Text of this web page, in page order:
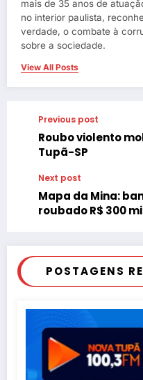
mais de 35 anos de
no interior paulista,
verdade, o combate à
sobre a sociedade.
View All Posts
Previous post
Roubo violento
Tupã-SP
Next post
Mapa da Mina:
roubado R$ 300
POSTAGENS